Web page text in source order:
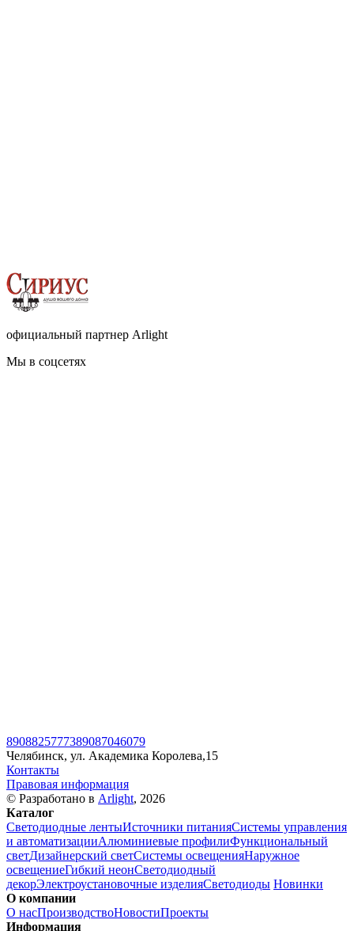
официальный партнер Arlight
Мы в соцсетях
8908825777389087046079
Челябинск, ул. Академика Королева,15
Контакты
Правовая информация
© Разработано в Arlight, 2026
Каталог
Светодиодные лентыИсточники питанияСистемы управления
и автоматизацииАлюминиевые профилиФункциональный
светДизайнерский светСистемы освещенияНаружное
освещениеГибкий неонСветодиодный
декорЭлектроустановочные изделияСветодиоды Новинки
О компании
О насПроизводствоНовостиПроекты
Информация